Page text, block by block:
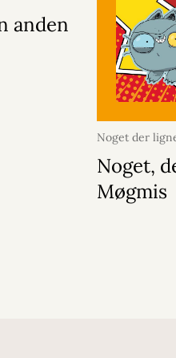
anden
Noget der
2026
Noget,
Møgmis